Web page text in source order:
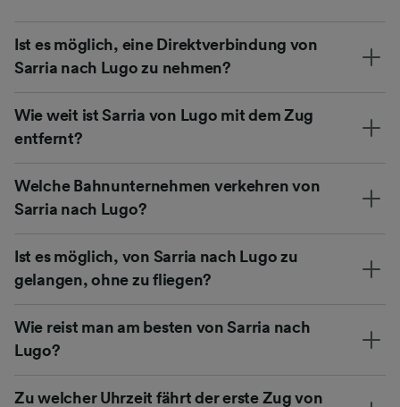
Ist es möglich, eine Direktverbindung von
Sarria nach Lugo zu nehmen?
Wie weit ist Sarria von Lugo mit dem Zug
entfernt?
Welche Bahnunternehmen verkehren von
Sarria nach Lugo?
Ist es möglich, von Sarria nach Lugo zu
gelangen, ohne zu fliegen?
Wie reist man am besten von Sarria nach
Lugo?
Zu welcher Uhrzeit fährt der erste Zug von